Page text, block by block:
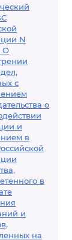
N
О
с
о
и
в
в
и
на